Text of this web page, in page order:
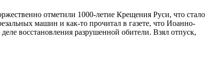
отметили 1000-летие Крещения Руси, что стало
машин и как-то прочитал в газете, что Иоанно-
восстановления разрушенной обители. Взял отпуск,